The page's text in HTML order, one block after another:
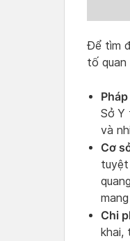
Để tìm
tố quan
Sở Y
và
Cơ
tuyệt
Chi
khai,